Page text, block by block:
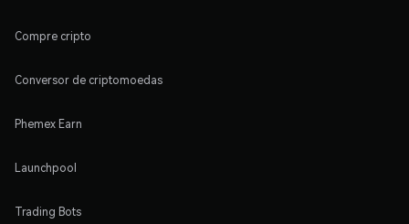
Compre cripto
Conversor de criptomoedas
Phemex Earn
Launchpool
Trading Bots